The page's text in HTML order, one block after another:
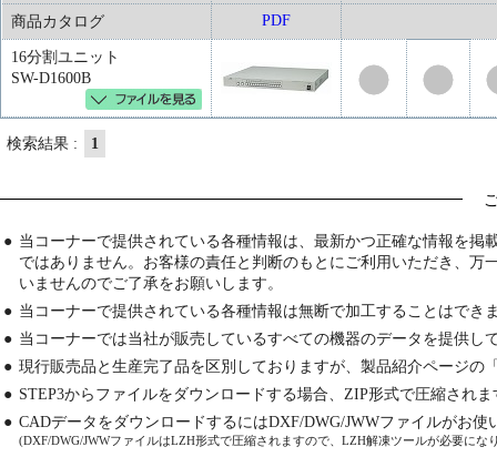
商品カタログ PDF
16分割ユニット
SW-D1600B
検索結果 : 1
● 当コーナーで提供されている各種情報は、最新かつ正確な情報を
ではありません。お客様の責任と判断のもとにご利用いただき、
いませんのでご了承をお願いします。
● 当コーナーで提供されている各種情報は無断で加工することはでき
● 当コーナーでは当社が販売しているすべての機器のデータを提供し
● 現行販売品と生産完了品を区別しておりますが、製品紹介ページ
● STEP3からファイルをダウンロードする場合、ZIP形式で圧縮され
● CADデータをダウンロードするにはDXF/DWG/JWWファイルがお
(DXF/DWG/JWWファイルはLZH形式で圧縮されますので、LZH解凍ツールが必要にな